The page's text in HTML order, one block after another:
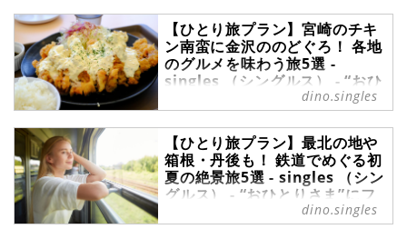
世界遺産を巡る旅は、歴史ある建物
や雄大な自然に触れ、非日常を楽し
める時間になります。全員がおひと
り参加限定のひとり旅ツアーなら、
気兼ねなく楽しめるのもポイント。
本記事では、気軽に参加できて満足
す。※本記事で掲載しているツアー
情報はすべて『クラブツーリズム』
の旅行企画です。ご予約等はクラブ
ツーリズムにてどうぞ。
【ひとり旅プラン】宮崎のチキ
ン南蛮に金沢ののどぐろ！ 各地
のグルメを味わう旅5選 -
singles （シングルス） - “おひ
とりさま”にフォーカスした情報
サイト
日本全国、美味しいものがたくさ
ん！ 今回は各地のグルメを堪能でき
るツアーをご紹介します。ツアーな
ら、名物グルメはもちろん、観光も
あわせて楽しめるのが魅力。一人で
dino.singles
【ひとり旅プラン】最北の地や
箱根・丹後も！ 鉄道でめぐる初
夏の絶景旅5選 - singles （シン
グルス） - “おひとりさま”にフ
ォーカスした情報サイトdino.singles